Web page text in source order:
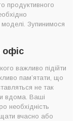
продуктивного
Зупинимося
офіс
важливо підійти
пам’ятати, що
не так
вдома. Ваші
необхідність
вчасно або